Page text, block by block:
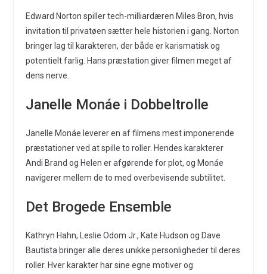
Edward Norton spiller tech-milliardæren Miles Bron, hvis
invitation til privatøen sætter hele historien i gang. Norton
bringer lag til karakteren, der både er karismatisk og
potentielt farlig. Hans præstation giver filmen meget af
dens nerve.
Janelle Monáe i Dobbeltrolle
Janelle Monáe leverer en af filmens mest imponerende
præstationer ved at spille to roller. Hendes karakterer
Andi Brand og Helen er afgørende for plot, og Monáe
navigerer mellem de to med overbevisende subtilitet.
Det Brogede Ensemble
Kathryn Hahn, Leslie Odom Jr., Kate Hudson og Dave
Bautista bringer alle deres unikke personligheder til deres
roller. Hver karakter har sine egne motiver og